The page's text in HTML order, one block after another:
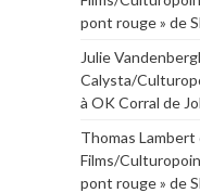
pont rouge » de
Julie
Calysta/
à OK Corral de
Thomas Lambert
Films/
pont rouge » de